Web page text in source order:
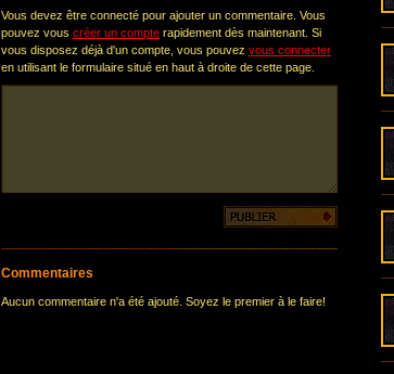
Vous devez être connecté pour ajouter un commentaire. Vous
pouvez vous créer un compte rapidement dès maintenant. Si
vous disposez déjà d'un compte, vous pouvez vous connecter
en utilisant le formulaire situé en haut à droite de cette page.
Commentaires
Aucun commentaire n'a été ajouté. Soyez le premier à le faire!